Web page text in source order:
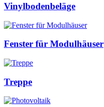
Vinylbodenbeläge
Fenster für Modulhäuser
Treppe